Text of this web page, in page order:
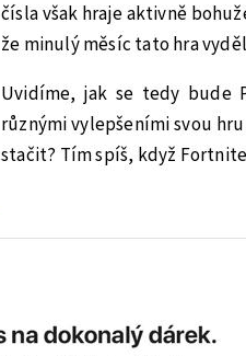
čísla však hraje aktivně
že minulý měsíc tato hra
Uvidíme, jak se tedy bude
různými vylepšeními svou
stačit? Tím spíš, když